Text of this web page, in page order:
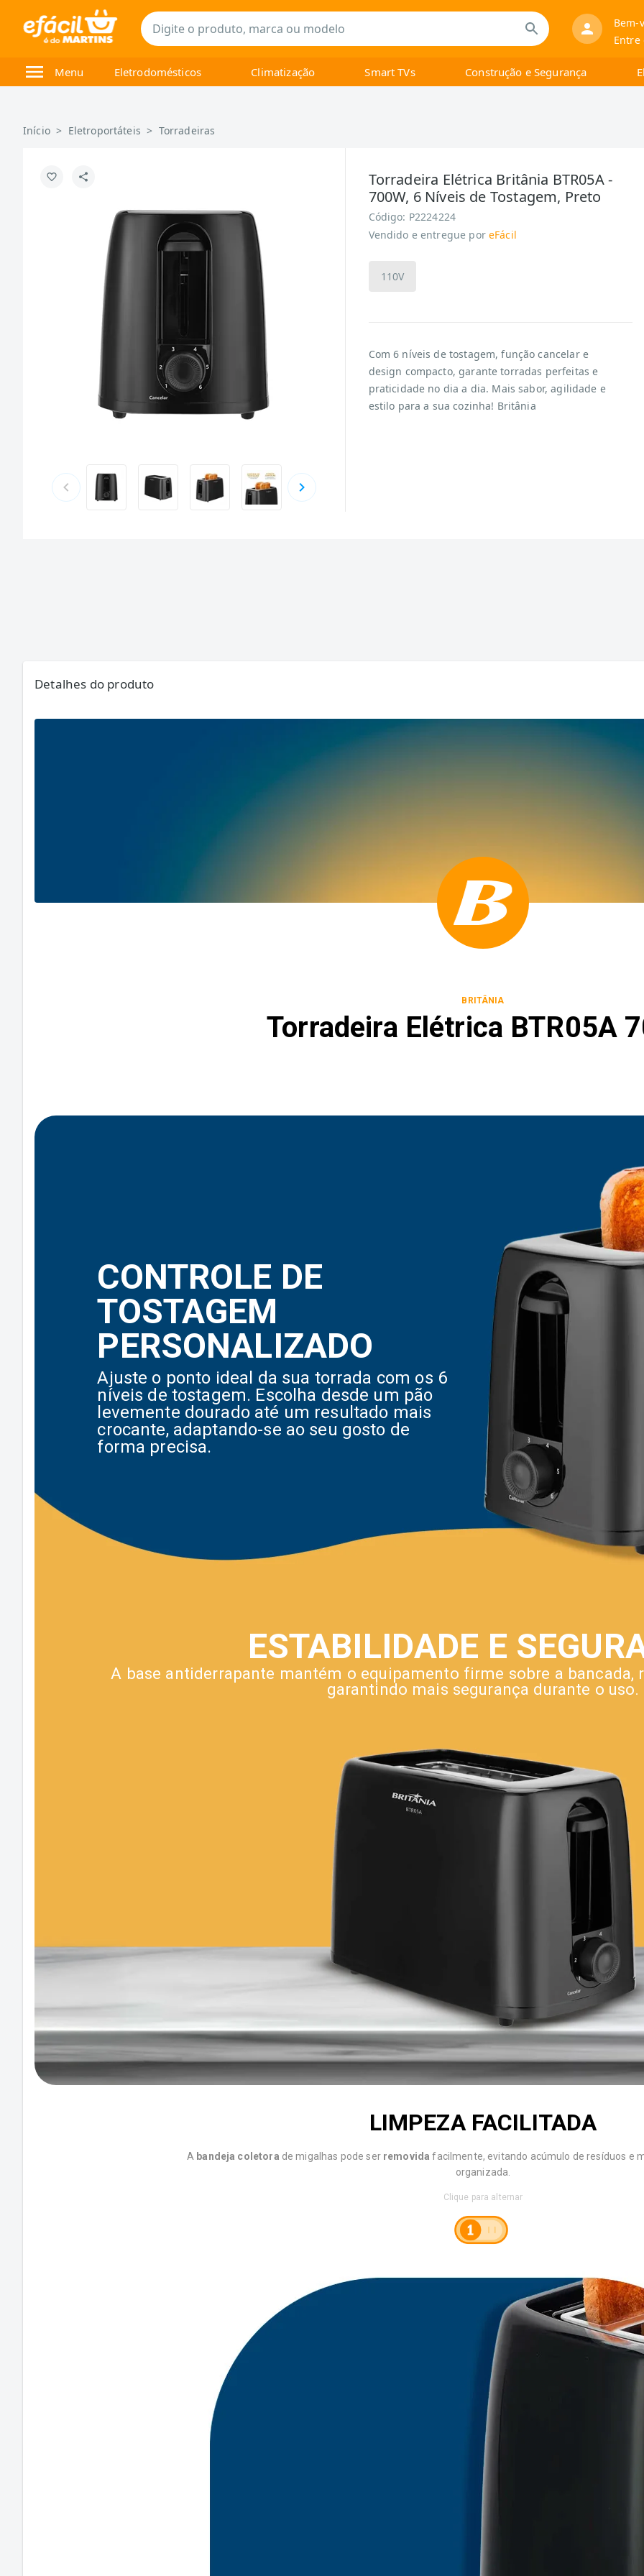
Bem-
Entre
Menu Eletrodomésticos Climatização Smart TVs Construção e Segurança
Início > Eletroportáteis > Torradeiras
Torradeira Elétrica Britânia BTR05A -
700W, 6 Níveis de Tostagem, Preto
Código: P2224224
Vendido e entregue por eFácil
110V
Com 6 níveis de tostagem, função cancelar e
design compacto, garante torradas perfeitas e
praticidade no dia a dia. Mais sabor, agilidade e
estilo para a sua cozinha! Britânia
Detalhes do produto
BRITÂNIA
Torradeira Elétrica BTR05A
CONTROLE DE
TOSTAGEM
PERSONALIZADO
Ajuste o ponto ideal da sua torrada com os 6
níveis de tostagem. Escolha desde um pão
levemente dourado até um resultado mais
crocante, adaptando-se ao seu gosto de
forma precisa.
ESTABILIDADE E
A base antiderrapante mantém o equipamento firme sobre a bancada,
garantindo mais segurança durante o uso.
LIMPEZA FACILITADA
A bandeja coletora de migalhas pode ser removida facilmente, evitando acúmulo de resíduos e
organizada.
Clique para alternar